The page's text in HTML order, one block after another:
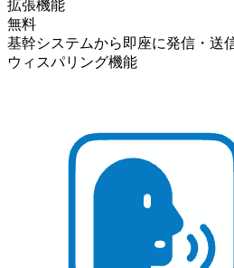
拡張機能
無料
基幹システムから即座に発信・送
ウィスパリング機能